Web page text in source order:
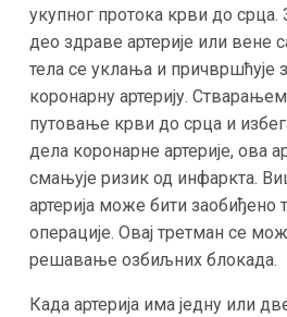
укупног протока крви до срца.
део здраве артерије или вене
тела се уклања и причвршћује
коронарну артерију.
путовање крви до срца и
дела коронарне артерије, ова
смањује ризик од инфаркта.
артерија може бити заобиђено
операције. Овај третман се
решавање озбиљних блокада.
Када артерија има једну или